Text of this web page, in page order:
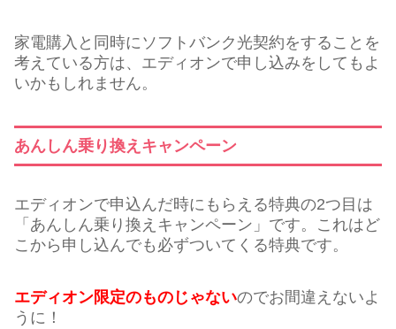
家電購入と同時にソフトバンク光契約をすることを
考えている方は、エディオンで申し込みをしてもよ
いかもしれません。
あんしん乗り換えキャンペーン
エディオンで申込んだ時にもらえる特典の2つ目は
「あんしん乗り換えキャンペーン」です。これはど
こから申し込んでも必ずついてくる特典です。
エディオン限定のものじゃないのでお間違えないよ
うに！